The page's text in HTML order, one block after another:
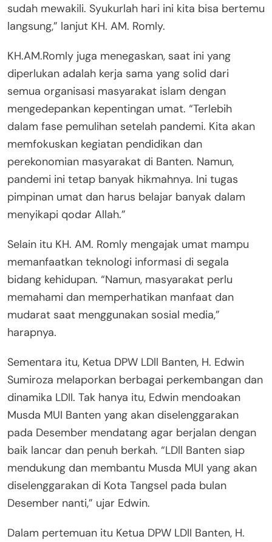
sudah mewakili. Syukurlah hari ini kita bisa bertemu
langsung,” lanjut KH. AM. Romly.
KH.AM.Romly juga menegaskan, saat ini yang
diperlukan adalah kerja sama yang solid dari
semua organisasi masyarakat islam dengan
mengedepankan kepentingan umat. “Terlebih
dalam fase pemulihan setelah pandemi. Kita akan
memfokuskan kegiatan pendidikan dan
perekonomian masyarakat di Banten. Namun,
pandemi ini tetap banyak hikmahnya. Ini tugas
pimpinan umat dan harus belajar banyak dalam
menyikapi qodar Allah.”
Selain itu KH. AM. Romly mengajak umat mampu
memanfaatkan teknologi informasi di segala
bidang kehidupan. “Namun, masyarakat perlu
memahami dan memperhatikan manfaat dan
mudarat saat menggunakan sosial media,”
harapnya.
Sementara itu, Ketua DPW LDll Banten, H. Edwin
Sumiroza melaporkan berbagai perkembangan dan
dinamika LDII. Tak hanya itu, Edwin mendoakan
Musda MUI Banten yang akan diselenggarakan
pada Desember mendatang agar berjalan dengan
baik lancar dan penuh berkah. “LDll Banten siap
mendukung dan membantu Musda MUI yang akan
diselenggarakan di Kota Tangsel pada bulan
Desember nanti,” ujar Edwin.
Dalam pertemuan itu Ketua DPW LDII Banten, H.